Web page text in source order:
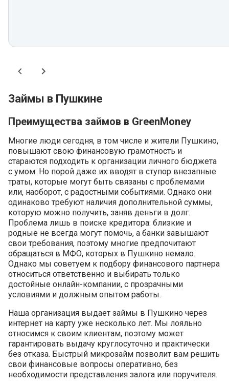
Займы в Пушкине
Преимущества займов в GreenMoney
Многие люди сегодня, в том числе и жители Пушкино,
повышают свою финансовую грамотность и
стараются подходить к организации личного бюджета
с умом. Но порой даже их вводят в ступор внезапные
траты, которые могут быть связаны с проблемами
или, наоборот, с радостными событиями. Однако они
одинаково требуют наличия дополнительной суммы,
которую можно получить, заняв деньги в долг.
Проблема лишь в поиске кредитора: близкие и
родные не всегда могут помочь, а банки завышают
свои требования, поэтому многие предпочитают
обращаться в МФО, которых в Пушкино немало.
Однако мы советуем к подбору финансового партнера
относиться ответственно и выбирать только
достойные онлайн-компании, с прозрачными
условиями и должным опытом работы.
Наша организация выдает займы в Пушкино через
интернет на карту уже несколько лет. Мы лояльно
относимся к своим клиентам, поэтому может
гарантировать выдачу круглосуточно и практически
без отказа. Быстрый микрозайм позволит вам решить
свои финансовые вопросы оперативно, без
необходимости представления залога или поручителя.